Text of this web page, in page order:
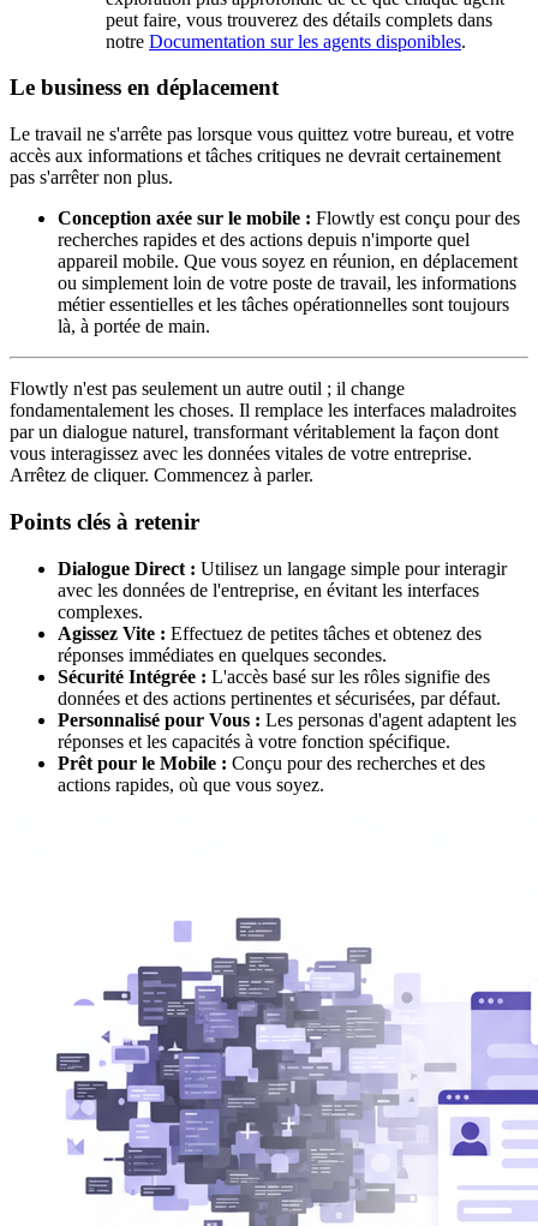
peut faire, vous trouverez des détails complets dans
notre Documentation sur les agents disponibles.
Le business en déplacement
Le travail ne s'arrête pas lorsque vous quittez votre bureau, et votre
accès aux informations et tâches critiques ne devrait certainement
pas s'arrêter non plus.
Conception axée sur le mobile : Flowtly est conçu pour des
recherches rapides et des actions depuis n'importe quel
appareil mobile. Que vous soyez en réunion, en déplacement
ou simplement loin de votre poste de travail, les informations
métier essentielles et les tâches opérationnelles sont toujours
là, à portée de main.
Flowtly n'est pas seulement un autre outil ; il change
fondamentalement les choses. Il remplace les interfaces maladroites
par un dialogue naturel, transformant véritablement la façon dont
vous interagissez avec les données vitales de votre entreprise.
Arrêtez de cliquer. Commencez à parler.
Points clés à retenir
Dialogue Direct : Utilisez un langage simple pour interagir
avec les données de l'entreprise, en évitant les interfaces
complexes.
Agissez Vite : Effectuez de petites tâches et obtenez des
réponses immédiates en quelques secondes.
Sécurité Intégrée : L'accès basé sur les rôles signifie des
données et des actions pertinentes et sécurisées, par défaut.
Personnalisé pour Vous : Les personas d'agent adaptent les
réponses et les capacités à votre fonction spécifique.
Prêt pour le Mobile : Conçu pour des recherches et des
actions rapides, où que vous soyez.